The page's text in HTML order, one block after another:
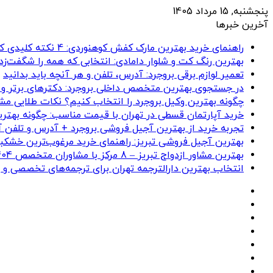
پنجشنبه, 15 مرداد 1405
آخرین خبرها
راهنمای خرید بهترین مارک کفش کوهنوردی: 4 نکته کلیدی که باید بدانید
بهترین رنگ کت و شلوار دامادی: انتخابی که همه را
تعمیر لوازم برقی بروجرد: آدرس، تلفن و هر آنچه باید بدانید
در جستجوی بهترین متخصص داخلی بروجرد: دکترهای برتر
چگونه بهترین وکیل بروجرد را انتخاب کنیم؟ نکات طلایی
خرید آپارتمان قسطی در تهران با قیمت مناسب: چگونه
تجربه خرید از بهترین آجیل فروشی بروجرد + آدرس و
بهترین آجیل فروشی تبریز: راهنمای خرید مرغوب‌ترین
بهترین مشاور ازدواج تبریز – 8 مرکز با مشاوران متخصص 1404
انتخاب بهترین دارالترجمه تهران برای ترجمه‌های